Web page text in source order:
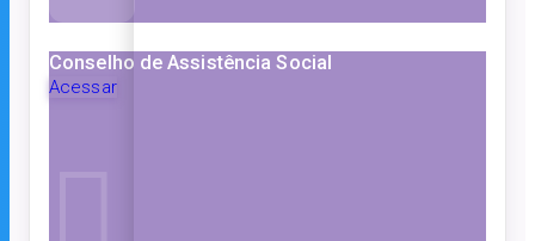
Conselho de Assistência Social
Acessar